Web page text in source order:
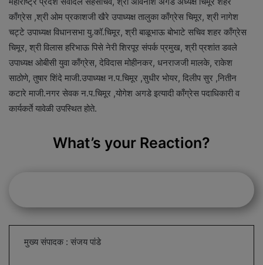
काँग्रेस ,श्री ओम प्रकाशजी खैरे उपाध्यक्ष तालुका काँग्रेस चिमूर, श्री नागेश
चट्टे उपाध्यक्ष विधानसभा यु.कॉ.चिमूर, श्री बाळूभाऊ बोभाटे सचिव शहर काँग्रेस
चिमूर, श्री विलास हरिभाऊ पिसे नेरी शिरपूर संपर्क प्रमुख, श्री प्रशांत डवले
उपाध्यक्ष ओबीसी युवा काँग्रेस, देविदास मोहीनकर, धनराजजी मालके, राकेश
साठोणे, तुषार शिंदे माजी.उपाध्यक्ष न.प.चिमूर ,सुधीर भोयर, दिलीप सुर ,नितीन
कटारे माजी.नगर सेवक न.प.चिमूर ,योगेश अगडे इत्यादी काँग्रेस पदाधिकारी व
कार्यकर्ते यावेळी उपस्थित होते.
What’s your Reaction?
मुख्य संपादक : संजय पांडे